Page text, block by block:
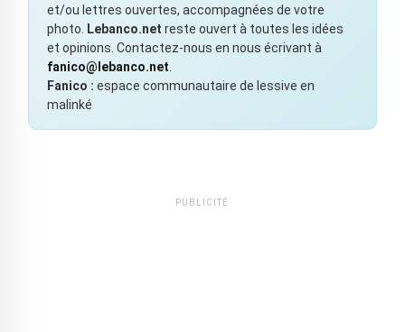
et/ou lettres ouvertes, accompagnées de votre
photo. Lebanco.net reste ouvert à toutes les idées
et opinions. Contactez-nous en nous écrivant à
fanico@lebanco.net.
Fanico : espace communautaire de lessive en
malinké
PUBLICITÉ